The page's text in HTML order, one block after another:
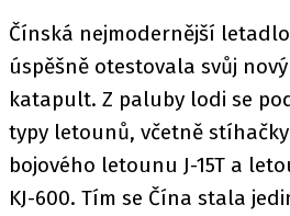
Čínská nejmodernější
úspěšně otestovala svůj
katapult. Z paluby lodi se
typy letounů, včetně stíhačky
bojového letounu J-15T a
KJ-600. Tím se Čína stala